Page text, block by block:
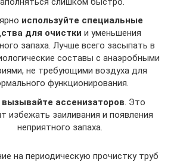
используйте специальные
для очистки и уменьшения
запаха. Лучше всего засыпать в
составы с анаэробными
не требующими воздуха для
функционирования.
ассенизаторов . Это
избежать заиливания и появления
неприятного запаха.
на периодическую прочистку труб